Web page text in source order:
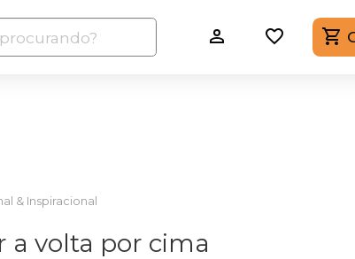
& Inspiracional
a volta por cima